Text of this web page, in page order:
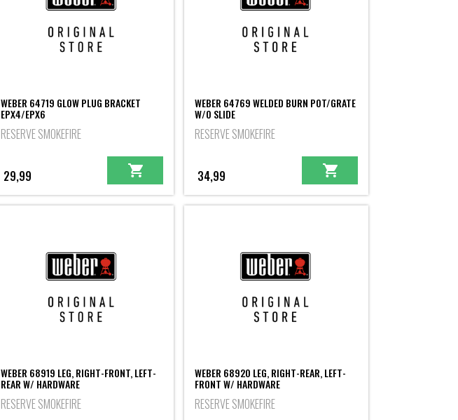
WEBER 64719 GLOW PLUG BRACKET
EPX4/EPX6
RESERVE SMOKEFIRE
29,99
WEBER 64769 WELDED BURN POT/GRATE
W/O SLIDE
RESERVE SMOKEFIRE
34,99
WEBER 68919 LEG, RIGHT-FRONT, LEFT-
REAR W/ HARDWARE
RESERVE SMOKEFIRE
WEBER 68920 LEG, RIGHT-REAR, LEFT-
FRONT W/ HARDWARE
RESERVE SMOKEFIRE